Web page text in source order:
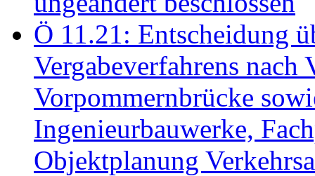
Ö 11.21: Entscheidung
Vergabeverfahrens
Vorpommernbrücke
Ingenieurbauwerke,
Objektplanung